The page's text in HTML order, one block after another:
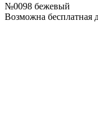
№0098 бежевый
Возможна бесплатная